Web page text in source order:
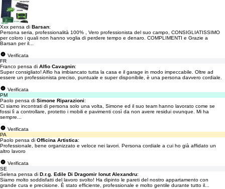
Xxx pensa di Barsan:
Persona seria, professionalità 100% , Vero professionista del suo campo, CONSIGLIATISSIMO
per coloro i quali non hanno voglia di perdere tempo e denaro. COMPLIMENTI e Grazie a
Barsan per il...
Verificata
FR
Franco pensa di Alfio Cavagnin:
Super consigliato! Alfio ha imbiancato tutta la casa e il garage in modo impeccabile. Oltre ad
essere un professionista preciso, puntuale e super disponibile, è una persona davvero cordiale.
Verificata
PM
Paolo pensa di Simone Riparazioni:
Ci siamo incontrati di persona solo una volta, Simone ed il suo team hanno lavorato come se
fossi lì a controllare, protetto i mobili e pavimenti così da non avere residui ovunque. Mi ha
sempre...
Verificata
PA
Paolo pensa di Officina Artistica:
Professionale, bene organizzato e veloce nei lavori. Persona cordiale a cui ho già affidato un
altro lavoro
Verificata
SE
Selena pensa di D.r.g. Edile Di Dragomir Ionut Alexandru:
Siamo molto soddisfatti del lavoro svolto! Ha dipinto le pareti del nostro appartamento con
grande cura e precisione. È stato efficiente, professionale e molto gentile durante tutto il...